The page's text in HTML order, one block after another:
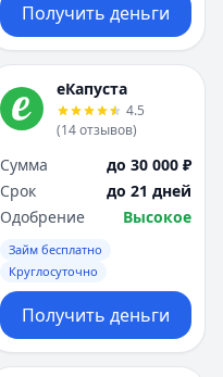
Получить деньги
еКапуста
4.5
(14отзывов)
Сумма
до 30 000 ₽
Срок
до 21 дней
Одобрение
Высокое
Займ бесплатно
Круглосуточно
Получить деньги